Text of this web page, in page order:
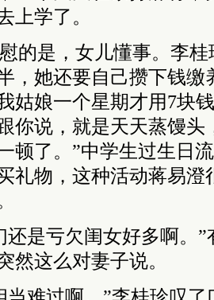
上学了。
的是，女儿懂事。李
，她还要自己攒下钱缴
姑娘一个星期才用7块
你说，就是天天蒸馒头
顿了。”中学生过生日
礼物，这种活动蒋易澄
还是亏欠闺女好多啊。
然这么对妻子说。